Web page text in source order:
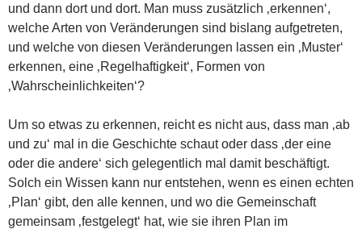
und dann dort und dort. Man muss zusätzlich ‚erkennen‘,
welche Arten von Veränderungen sind bislang aufgetreten,
und welche von diesen Veränderungen lassen ein ‚Muster‘
erkennen, eine ‚Regelhaftigkeit‘, Formen von
‚Wahrscheinlichkeiten‘?
Um so etwas zu erkennen, reicht es nicht aus, dass man ‚ab
und zu‘ mal in die Geschichte schaut oder dass ‚der eine
oder die andere‘ sich gelegentlich mal damit beschäftigt.
Solch ein Wissen kann nur entstehen, wenn es einen echten
‚Plan‘ gibt, den alle kennen, und wo die Gemeinschaft
gemeinsam ‚festgelegt‘ hat, wie sie ihren Plan im